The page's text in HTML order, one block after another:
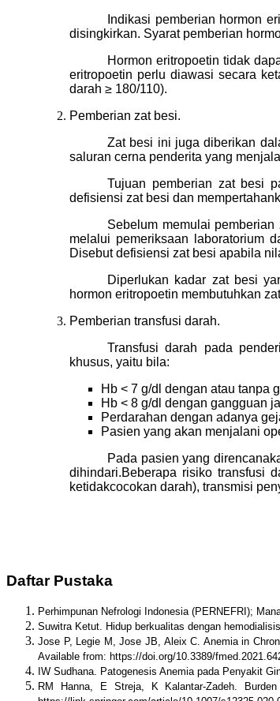
Indikasi pemberian hormon
disingkirkan. Syarat pemberian
Hormon eritropoetin tidak
eritropoetin perlu diawasi secara
darah ≥ 180/110).
Pemberian zat besi.
Zat besi ini juga diberikan
saluran cerna penderita yang
Tujuan pemberian zat besi
defisiensi zat besi dan
Sebelum memulai
melalui pemeriksaan laboratorium
Disebut defisiensi zat besi apabila
Diperlukan kadar zat besi
hormon eritropoetin membutuhkan
Pemberian transfusi darah.
Transfusi darah pada
khusus, yaitu bila:
Hb < 7 g/dl dengan atau tanpa
Hb < 8 g/dl dengan gangguan
Perdarahan dengan adanya
Pasien yang akan menjalani
Pada pasien yang
dihindari.Beberapa risiko transfusi
ketidakcocokan darah), transmisi
Daftar Pustaka
Perhimpunan Nefrologi Indonesia (PERNEFRI);
Suwitra Ketut. Hidup berkualitas dengan
Jose P, Legie M, Jose JB, Aleix C. Anemia in
Available from: https://doi.org/10.3389/
IW Sudhana. Patogenesis Anemia pada Penyakit
RM Hanna, E Streja, K Kalantar-Zadeh.